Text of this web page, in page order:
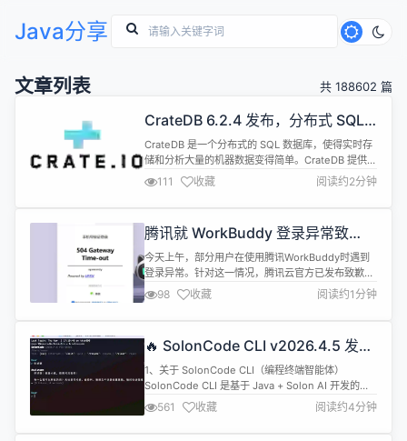
Java分享
文章列表 共 188602 篇
CrateDB 6.2.4 发布，分布式 SQL
数据库
CrateDB 是一个分布式的 SQL 数据库，使得实时存
储和分析大量的机器数据变得简单。CrateDB 提供了
通常与 NoSQL 数据库相关的可扩展性和灵活性，最
小的 CrateDB 集群可以轻松地每秒摄取数万条记
录。这些数据可以在整个集群中实时地、临时地、并
本更新内容如下： 修复了当使用批量机...
111 收藏 阅读约2分钟
腾讯就 WorkBuddy 登录异常致
歉：将向所有受影响国内用户补偿
1000 Credits
今天上午，部分用户在使用腾讯WorkBuddy时遇到
登录异常。针对这一情况，腾讯云官方已发布致歉声
明，并同步推出补偿措施。 据官方通报，4月2日
09:10，腾讯云监测到部分国内用户出现WorkBuddy
登录异常，主要表现为： 页面提示504服务错误 无
师紧急处理，问题于11:45逐步修复。截至12:12，官
方确...
98 收藏 阅读约1分钟
🔥 SolonCode CLI v2026.4.5 发布
（编程智能体）
1、关于 SolonCode CLI（编程终端智能体）
SolonCode CLI 是基于 Java + Solon AI 开发的
“Claude Code” 国产开源实现版本。 常见问题：它
和 Claude Code 有什么不同？ 功能上很相似，关键
差异： 采用 Java 实现，100% 开源。 使用“全中文”
561 收藏 阅读约4分钟